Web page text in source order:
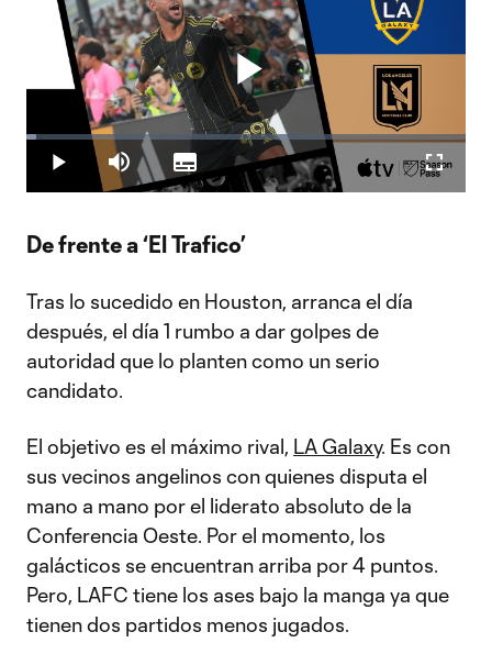
Play
Play Mute
Loaded:
2.35%
Subtitles
De frente a ‘El Trafico’
Tras lo sucedido en Houston, arranca el día
después, el día 1 rumbo a dar golpes de
autoridad que lo planten como un serio
candidato.
El objetivo es el máximo rival, LA Galaxy. Es con
sus vecinos angelinos con quienes disputa el
mano a mano por el liderato absoluto de la
Conferencia Oeste. Por el momento, los
galácticos se encuentran arriba por 4 puntos.
Pero, LAFC tiene los ases bajo la manga ya que
tienen dos partidos menos jugados.